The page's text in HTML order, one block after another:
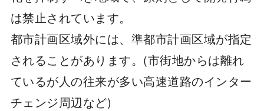
は禁止されています。
都市計画区域外には、準都市計画区域が指定
されることがあります。(市街地からは離れ
ているが人の往来が多い高速道路のインター
チェンジ周辺など)